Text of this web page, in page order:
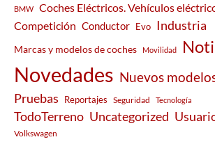
BMW
Coches Eléctricos. Vehículos
Competición Conductor Evo Industria
Marcas y modelos de coches Movilidad
Novedades Nuevos
Pruebas Reportajes Seguridad Tecnología
TodoTerreno Uncategorized
Volkswagen